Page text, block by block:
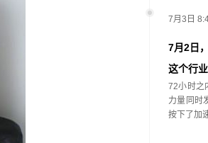
7月3日
7月2日
这个行
72小时之
力量同时
按下了加